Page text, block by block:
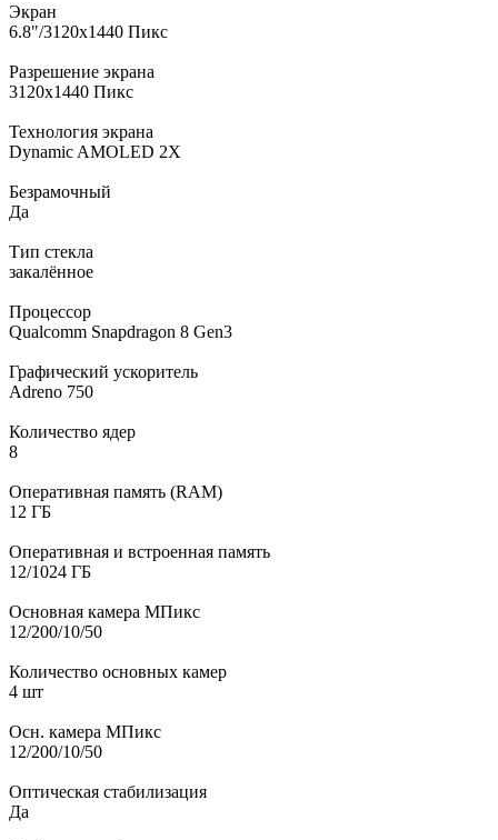
Экран
6.8"/3120x1440 Пикс
Разрешение экрана
3120x1440 Пикс
Технология экрана
Dynamic AMOLED 2X
Безрамочный
Да
Тип стекла
закалённое
Процессор
Qualcomm Snapdragon 8 Gen3
Графический ускоритель
Adreno 750
Количество ядер
8
Оперативная память (RAM)
12 ГБ
Оперативная и встроенная память
12/1024 ГБ
Основная камера МПикс
12/200/10/50
Количество основных камер
4 шт
Осн. камера МПикс
12/200/10/50
Оптическая стабилизация
Да